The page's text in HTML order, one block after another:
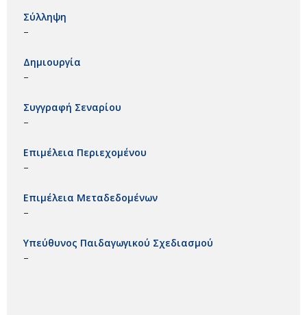
Σύλληψη
–
Δημιουργία
–
Συγγραφή Σεναρίου
–
Επιμέλεια Περιεχομένου
–
Επιμέλεια Μεταδεδομένων
–
Υπεύθυνος Παιδαγωγικού Σχεδιασμού
–